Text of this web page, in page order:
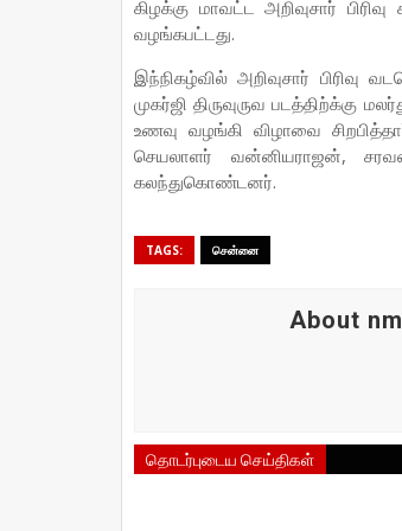
கிழக்கு மாவட்ட அறிவுசார்
வழங்கபட்டது.
இந்நிகழ்வில் அறிவுசார்
முகர்ஜி திருவுருவ படத்திற்க்கு
உணவு வழங்கி விழாவை
செயலாளர் வன்னியராஜன்,
கலந்துகொண்டனர்.
TAGS: சென்னை
About
தொடர்புடைய செய்திகள்